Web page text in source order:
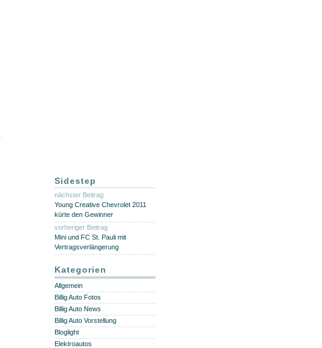
Sidestep
nächster Beitrag
Young Creative Chevrolet 2011
kürte den Gewinner
vorheriger Beitrag
Mini und FC St. Pauli mit
Vertragsverlängerung
Kategorien
Allgemein
Billig Auto Fotos
Billig Auto News
Billig Auto Vorstellung
Bloglight
Elektroautos